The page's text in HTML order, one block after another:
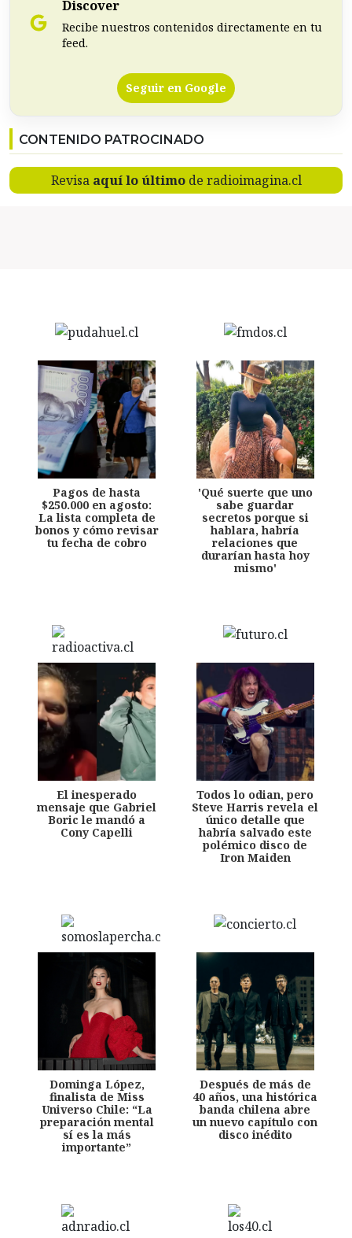
Discover
Recibe nuestros contenidos directamente en tu
feed.
Seguir en Google
CONTENIDO PATROCINADO
Revisa aquí lo últimode radioimagina.cl
Pagos de hasta
$250.000 en agosto:
La lista completa de
bonos y cómo revisar
tu fecha de cobro
'Qué suerte que uno
sabe guardar
secretos porque si
hablara, habría
relaciones que
durarían hasta hoy
mismo'
El inesperado
mensaje que Gabriel
Boric le mandó a
Cony Capelli
Todos lo odian, pero
Steve Harris revela el
único detalle que
habría salvado este
polémico disco de
Iron Maiden
Dominga López,
finalista de Miss
Universo Chile: “La
preparación mental
sí es la más
importante”
Después de más de
40 años, una histórica
banda chilena abre
un nuevo capítulo con
disco inédito